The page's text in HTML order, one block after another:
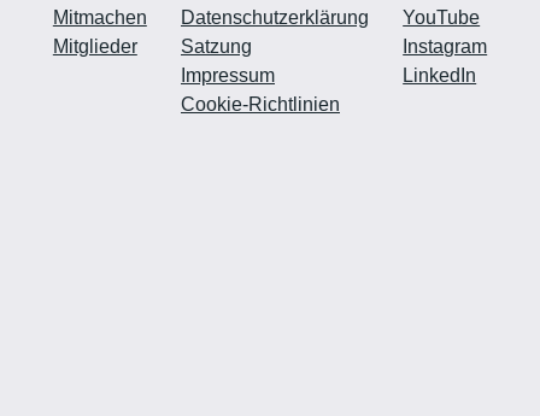
Mitmachen
Mitglieder
Datenschutzerklärung
Satzung
Impressum
Cookie-Richtlinien
YouTube
Instagram
LinkedIn